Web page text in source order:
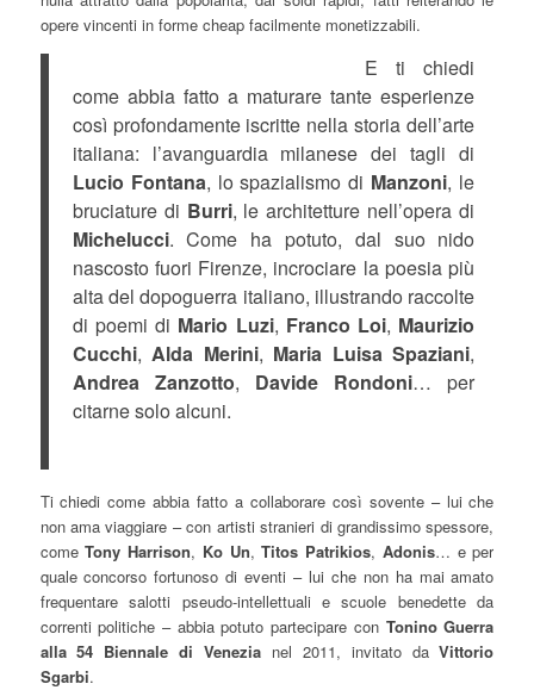
opere vincenti in forme cheap facilmente monetizzabili.
E ti chiedi
come abbia fatto a maturare tante esperienze
così profondamente iscritte nella storia dell’arte
italiana: l’avanguardia milanese dei tagli di
Lucio Fontana, lo spazialismo di Manzoni, le
bruciature di Burri, le architetture nell’opera di
Michelucci. Come ha potuto, dal suo nido
nascosto fuori Firenze, incrociare la poesia più
alta del dopoguerra italiano, illustrando raccolte
di poemi di Mario Luzi, Franco Loi, Maurizio
Cucchi,Alda Merini, Maria Luisa Spaziani,
Andrea Zanzotto, Davide Rondoni… per
citarne solo alcuni.
Ti chiedi come abbia fatto a collaborare così sovente – lui che
non ama viaggiare – con artisti stranieri di grandissimo spessore,
comeTony Harrison, Ko Un,Titos Patrikios, Adonis… e per
quale concorso fortunoso di eventi – lui che non ha mai amato
frequentare salotti pseudo-intellettuali e scuole benedette da
correnti politiche – abbia potuto partecipare con Tonino Guerra
alla 54 Biennale di Venezia nel 2011, invitato daVittorio
Sgarbi.